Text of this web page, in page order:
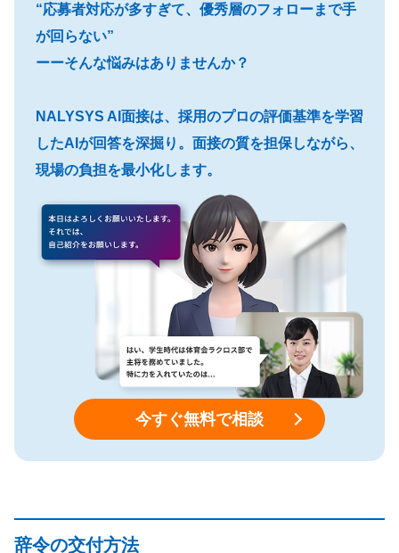
“応募者対応が多すぎて、優秀層のフォローまで手
が回らない”
ーーそんな悩みはありませんか？
NALYSYS AI面接は、採用のプロの評価基準を学習
したAIが回答を深掘り。面接の質を担保しながら、
現場の負担を最小化します。
今すぐ無料で相談
辞令の交付方法